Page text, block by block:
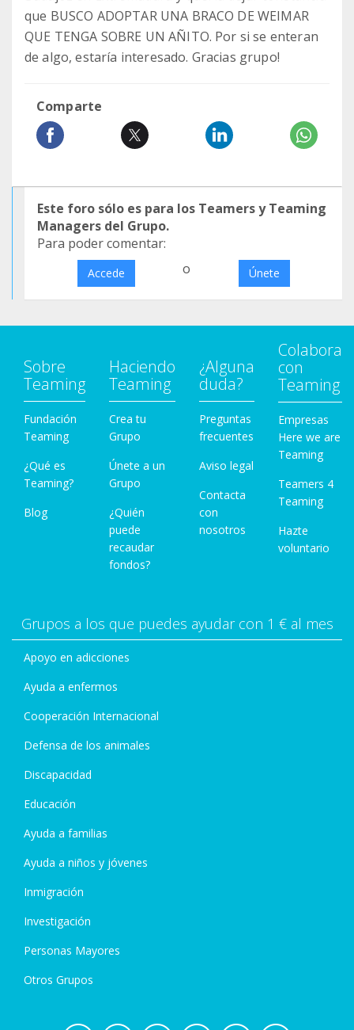
que BUSCO ADOPTAR UNA BRACO DE WEIMAR
QUE TENGA SOBRE UN AÑITO. Por si se enteran
de algo, estaría interesado. Gracias grupo!
Comparte
Este foro sólo es para los Teamers y Teaming
Managers del Grupo.
Para poder comentar:
Accede o Únete
Sobre
Teaming
Fundación
Teaming
¿Qué es
Teaming?
Blog
Haciendo
Teaming
Crea tu
Grupo
Únete a un
Grupo
¿Quién
puede
recaudar
fondos?
¿Alguna
duda?
Preguntas
frecuentes
Aviso legal
Contacta
con
nosotros
Colabora
con
Teaming
Empresas
Here we are
Teaming
Teamers 4
Teaming
Hazte
voluntario
Grupos a los que puedes ayudar con 1 € al mes
Apoyo en adicciones
Ayuda a enfermos
Cooperación Internacional
Defensa de los animales
Discapacidad
Educación
Ayuda a familias
Ayuda a niños y jóvenes
Inmigración
Investigación
Personas Mayores
Otros Grupos